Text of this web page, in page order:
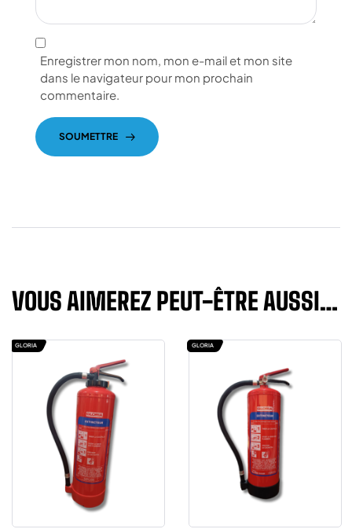
Enregistrer mon nom, mon e-mail et mon site
dans le navigateur pour mon prochain
commentaire.
SOUMETTRE
VOUS AIMEREZ PEUT-ÊTRE AUSSI…
GLORIA GLORIA